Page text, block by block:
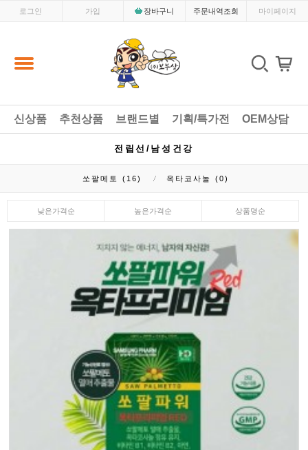
로그인 가입 장바구니 주문내역조회 마이페이지
신상품 추천상품 브랜드별 기획/특가전 OEM상담
전립선/남성건강
쏘팔메토 (16) 옥타코사놀 (0)
낮은가격순 높은가격순 상품명순